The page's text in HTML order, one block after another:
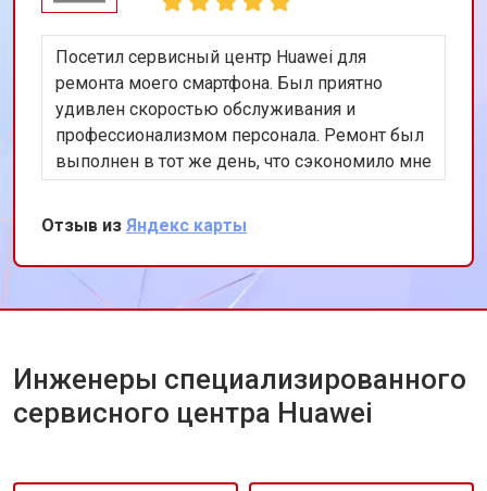
Посетил сервисный центр Huawei для
ремонта моего смартфона. Был приятно
удивлен скоростью обслуживания и
профессионализмом персонала. Ремонт был
выполнен в тот же день, что сэкономило мне
много времени. Особенно порадовало
использование оригинальных запчастей,
благодаря чему телефон работает как новый.
Рекомендую этот сервис всем владельцам
техники Huawei.
Отзыв из Яндекс карты
Инженеры специализированного
сервисного центра Huawei